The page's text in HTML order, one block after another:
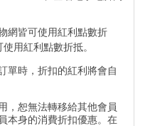
網皆可使用紅利點數折
使用紅利點數折抵。
單時，折扣的紅利將會自
，恕無法轉移給其他會員
本身的消費折扣優惠。在